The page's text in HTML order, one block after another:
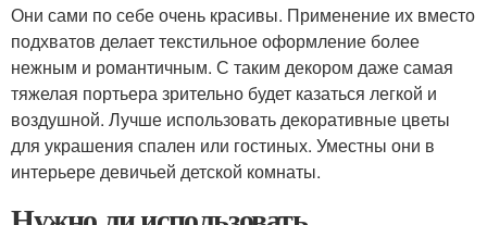
Они сами по себе очень красивы. Применение их вместо
подхватов делает текстильное оформление более
нежным и романтичным. С таким декором даже самая
тяжелая портьера зрительно будет казаться легкой и
воздушной. Лучше использовать декоративные цветы
для украшения спален или гостиных. Уместны они в
интерьере девичьей детской комнаты.